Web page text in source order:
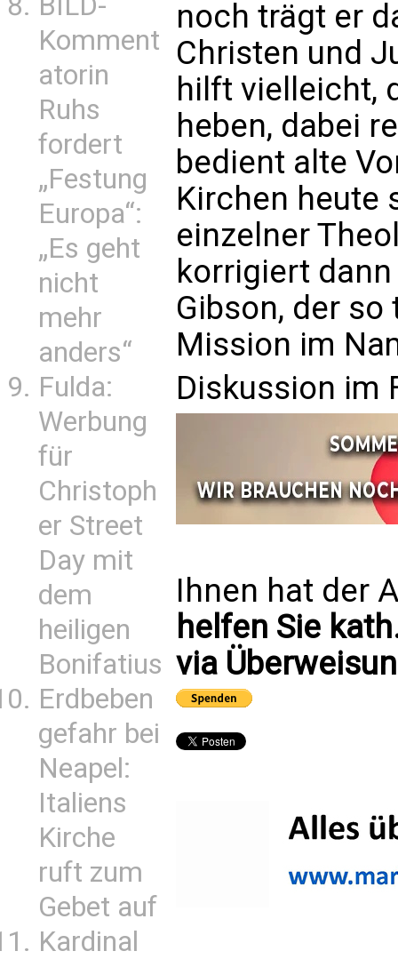
Komment
atorin
Ruhs
fordert
„Festung
Europa“:
„Es geht
nicht
mehr
anders“
Fulda:
Werbung
für
Christoph
er Street
Day mit
dem
heiligen
Bonifatius
Erdbeben
gefahr bei
Neapel:
Italiens
Kirche
ruft zum
Gebet auf
Kardinal
noch trägt er
Christen und
hilft vielleicht,
heben, dabei
bedient alte
Kirchen heute
einzelner
korrigiert
Gibson, der
Mission im
Diskussion im
Ihnen hat der
helfen Sie
via